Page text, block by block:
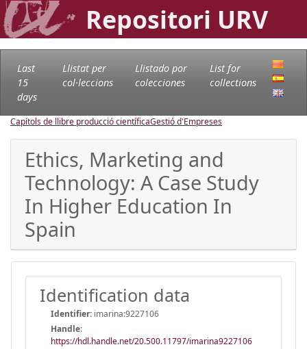
Repositori URV
Last
15
days
Llistat per
col·leccions
Llistado por
colecciones
List for
collections
Capítols de llibre producció científicaGestió d'Empreses
Ethics, Marketing and
Technology: A Case Study
In Higher Education In
Spain
Identification data
Identifier: imarina:9227106
Handle:
https://hdl.handle.net/20.500.11797/imarina9227106